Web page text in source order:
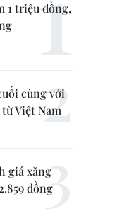
1 triệu đồng,
cùng với
Việt Nam
giá xăng
đồng